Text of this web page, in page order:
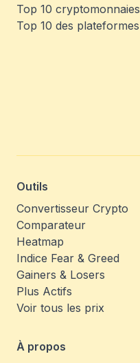
Top 10 cryptomonnaies
Top 10 des plateformes
Outils
Convertisseur Crypto
Comparateur
Heatmap
Indice Fear & Greed
Gainers & Losers
Plus Actifs
Voir tous les prix
À propos